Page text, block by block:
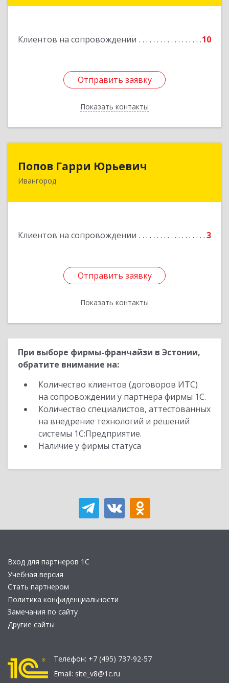
Клиентов на сопровождении 10
Отправить заявку
Показать контакты
Отправить заявку
Назад
Попов Гарри Юрьевич
Ивангород
Клиентов на сопровождении 3
Отправить заявку
Показать контакты
Отправить заявку
Назад
При выборе фирмы-франчайзи в Эстонии,
обратите внимание на:
Количество клиентов (договоров ИТС)
на сопровождении у партнера фирмы 1С.
Количество специалистов, аттестованных
на внедрение технологий и решений
системы 1С:Предприятие.
Наличие у фирмы статуса
Вход для партнеров 1С
Учебная версия
Стать партнером
Политика конфиденциальности
Замечания по сайту
Другие сайты
Телефон: +7 (495) 737-92-57
Email: site_v8@1c.ru